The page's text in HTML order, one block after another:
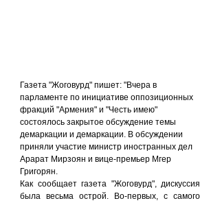
Газета "Жоговурд" пишет: "Вчера в
парламенте по инициативе оппозиционных
фракций "Армения" и "Честь имею"
состоялось закрытое обсуждение темы
демаркации и демаркации. В обсуждении
приняли участие министр иностранных дел
Арарат Мирзоян и вице-премьер Мгер
Григорян.
Как сообщает газета "Жоговурд", дискуссия
была весьма острой. Во-первых, с самого